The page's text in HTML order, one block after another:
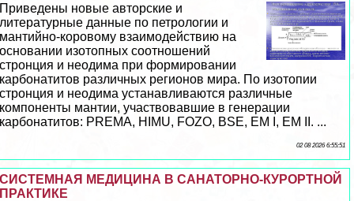
Приведены новые авторские и
литературные данные по петрологии и
мантийно-коровому взаимодействию на
основании изотопных соотношений
стронция и неодима при формировании
карбонатитов различных регионов мира. По изотопии
стронция и неодима устанавливаются различные
компоненты мантии, участвовавшие в генерации
карбонатитов: PREMA, HIMU, FOZO, BSE, EM I, EM II. ...
02 08 2026 6:55:51
СИСТЕМНАЯ МЕДИЦИНА В САНАТОРНО-КУРОРТНОЙ
ПРАКТИКЕ